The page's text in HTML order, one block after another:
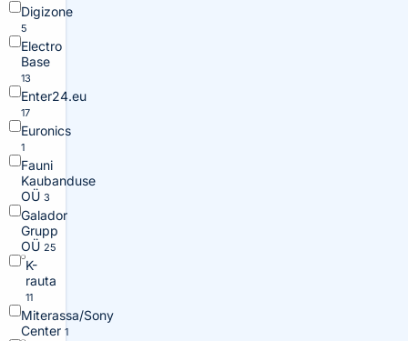
Digizone
5
Electro
Base
13
Enter24.eu
17
Euronics
1
Fauni
Kaubanduse
OÜ 3
Galador
Grupp
OÜ 25
K-
rauta
11
Miterassa/Sony
Center 1